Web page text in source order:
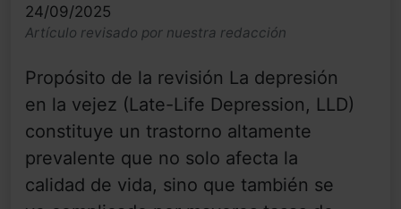
24/09/2025
Artículo revisado por nuestra redacción
Propósito de la revisión La depresión
en la vejez (Late-Life Depression, LLD)
constituye un trastorno altamente
prevalente que no solo afecta la
calidad de vida, sino que también se